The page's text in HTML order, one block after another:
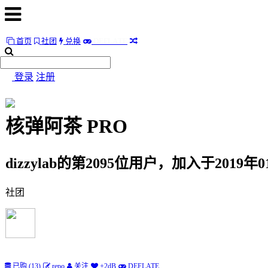
首页 社团 兑换
登录 注册
首
社
兑
AT
随
便
听
核弹阿茶PRO
dizzylab的第2095位用户，加入于2019年
社团
已购 (13) repo 关注 +2dB DEFLATE